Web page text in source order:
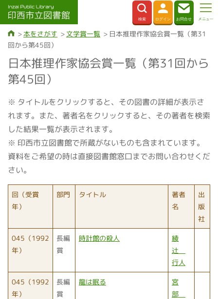
本をさがす 文学賞一覧
日本推理作家協会賞一覧（第31
回から第45回）
日本推理作家協会賞一覧（第31回から
第45回）
※ タイトルをクリックすると、その図書の詳細が表示さ
れます。また、著者名をクリックすると、その著者を検索
した結果一覧が表示されます。
※ 印西市立図書館で所蔵がないものも含まれています。
資料をご希望の時は直接図書館窓口までお問い合わせくだ
さい。
回（受賞
年）
部門 タイトル
著者
名
出
版
社
045（1992
年）
長編
賞
時計館の殺人
綾
辻
行人
045（1992
年）
長編
賞
龍は眠る
宮
部